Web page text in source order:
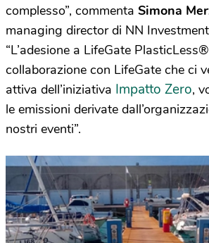
complesso”, commenta Simona
managing director di NN
“L’adesione a LifeGate PlasticLess®
collaborazione con LifeGate che ci
attiva dell’iniziativa Impatto Zero,
le emissioni derivate
nostri eventi”.